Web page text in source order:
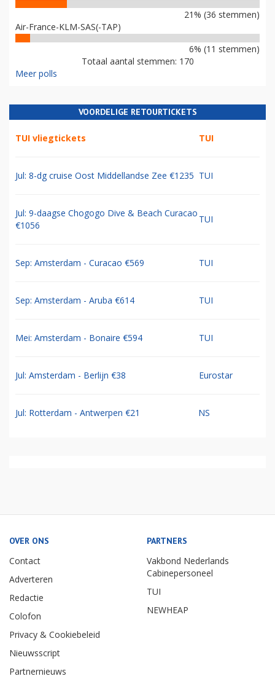
21% (36 stemmen)
Air-France-KLM-SAS(-TAP)
6% (11 stemmen)
Totaal aantal stemmen: 170
Meer polls
VOORDELIGE RETOURTICKETS
TUI vliegtickets TUI
Jul: 8-dg cruise Oost Middellandse Zee €1235 TUI
Jul: 9-daagse Chogogo Dive & Beach Curacao
€1056
TUI
Sep: Amsterdam - Curacao €569 TUI
Sep: Amsterdam - Aruba €614 TUI
Mei: Amsterdam - Bonaire €594 TUI
Jul: Amsterdam - Berlijn €38 Eurostar
Jul: Rotterdam - Antwerpen €21 NS
OVER ONS
Contact
Adverteren
Redactie
Colofon
Privacy & Cookiebeleid
Nieuwsscript
Partnernieuws
PARTNERS
Vakbond Nederlands
Cabinepersoneel
TUI
NEWHEAP